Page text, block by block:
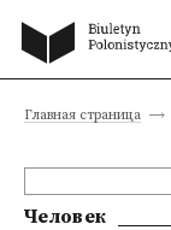
Главная страница
Человек